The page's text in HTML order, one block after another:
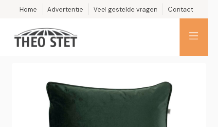
Home Advertentie Veel gestelde vragen Contact